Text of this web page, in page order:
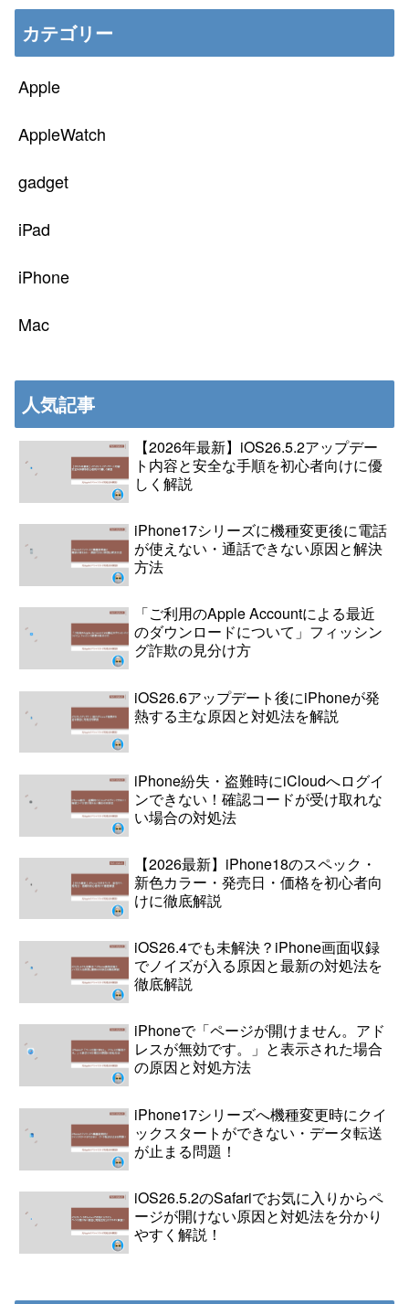
カテゴリー
Apple
AppleWatch
gadget
iPad
iPhone
Mac
人気記事
【2026年最新】iOS26.5.2アップデー
ト内容と安全な手順を初心者向けに優
しく解説
iPhone17シリーズに機種変更後に電話
が使えない・通話できない原因と解決
方法
「ご利用のApple Accountによる最近
のダウンロードについて」フィッシン
グ詐欺の見分け方
iOS26.6アップデート後にiPhoneが発
熱する主な原因と対処法を解説
iPhone紛失・盗難時にiCloudへログイ
ンできない！確認コードが受け取れな
い場合の対処法
【2026最新】iPhone18のスペック・
新色カラー・発売日・価格を初心者向
けに徹底解説
iOS26.4でも未解決？iPhone画面収録
でノイズが入る原因と最新の対処法を
徹底解説
iPhoneで「ページが開けません。アド
レスが無効です。」と表示された場合
の原因と対処方法
iPhone17シリーズへ機種変更時にクイ
ックスタートができない・データ転送
が止まる問題！
iOS26.5.2のSafariでお気に入りからペ
ージが開けない原因と対処法を分かり
やすく解説！